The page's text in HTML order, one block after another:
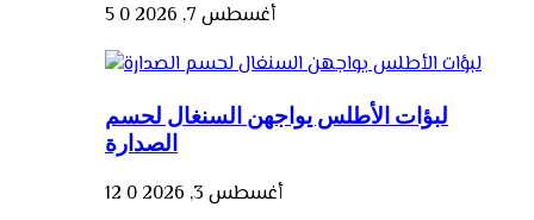
أغسطس 7, 2026 0
5
لبؤات الأطلس يواجهن السنغال لحسم
الصدارة
أغسطس 3, 2026 0
12